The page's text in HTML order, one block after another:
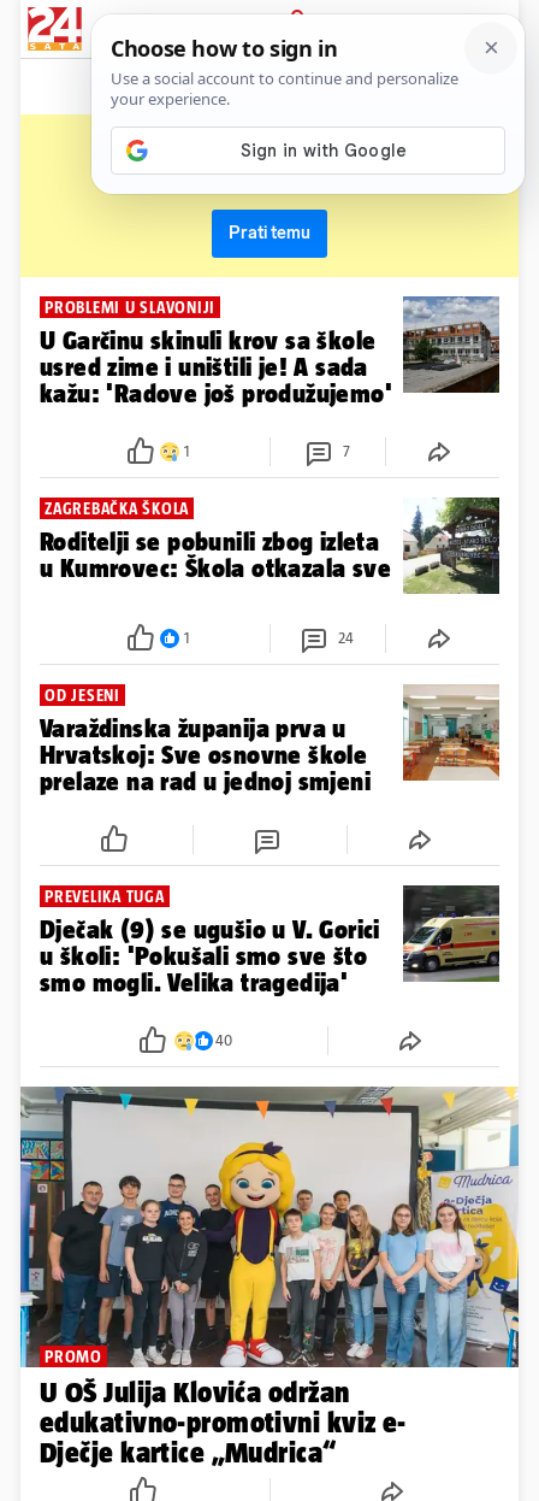
PRIJAVA
News
osnovna škola
Prati temu
PROBLEMI U SLAVONIJI
U Garčinu skinuli krov sa škole
usred zime i uništili je! A sada
kažu: 'Radove još produžujemo'
1 7
ZAGREBAČKA ŠKOLA
Roditelji se pobunili zbog izleta
u Kumrovec: Škola otkazala sve
1 24
OD JESENI
Varaždinska županija prva u
Hrvatskoj: Sve osnovne škole
prelaze na rad u jednoj smjeni
PREVELIKA TUGA
Dječak (9) se ugušio u V. Gorici
u školi: 'Pokušali smo sve što
smo mogli. Velika tragedija'
40
PROMO
U OŠ Julija Klovića održan
edukativno-promotivni kviz e-
Dječje kartice „Mudrica“